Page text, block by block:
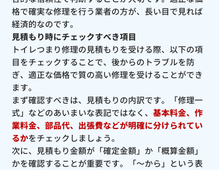
格で確実な修理を行う業者の方が、長い目で見れば
経済的なのです。
見積もり時にチェックすべき項目
トイレつまり修理の見積もりを受ける際、以下の項
目をチェックすることで、後からのトラブルを防
ぎ、適正な価格で質の高い修理を受けることができ
ます。
まず確認すべきは、見積もりの内訳です。「修理一
式」などのあいまいな表記ではなく、 基本料金、作
業料金、部品代、出張費などが明確に分けられてい
るかをチェックしましょう。
次に、見積もり金額が「確定金額」か「概算金額」
かを確認することが重要です。「〜から」という表